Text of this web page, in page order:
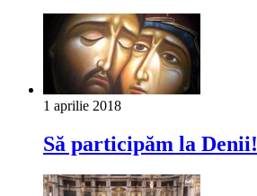
1 aprilie 2018
Să participăm la Denii!